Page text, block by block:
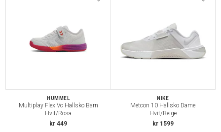
HUMMEL
Multiplay Flex Vc Hallsko Barn
Hvit/Rosa
kr 449
NIKE
Metcon 10 Hallsko Dame
Hvit/Beige
kr 1599